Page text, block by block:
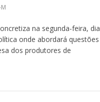
na segunda-feira,
onde abordará
dos produtores de